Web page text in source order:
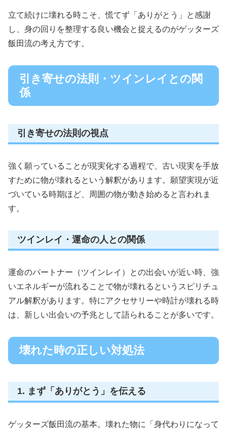
立て続けに壊れる時こそ、慌てず「ありがとう」と感謝
し、身の回りを整理する良い機会と捉えるのがゲッターズ
飯田流の考え方です。
引き寄せの法則・ツインレイとの関
係
引き寄せの法則の視点
強く願っていることが現実化する過程で、古い現実を手放
すために物が壊れるという解釈があります。願望実現が近
づいている時期ほど、周囲の物が動き始めると言われま
す。
ツインレイ・運命の人との関係
運命のパートナー（ツインレイ）との出会いが近い時、強
いエネルギーが流れることで物が壊れるというスピリチュ
アル解釈があります。特にアクセサリーや時計が壊れる時
は、新しい出会いの予兆として語られることが多いです。
壊れた時の正しい対処法
1. まず「ありがとう」を伝える
ゲッターズ飯田流の基本。壊れた物に「身代わりになって